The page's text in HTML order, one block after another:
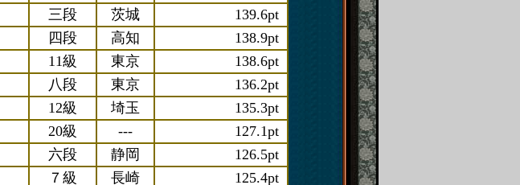
三段 茨城
139.6pt
四段 高知
138.9pt
11級 東京
138.6pt
八段 東京
136.2pt
12級 埼玉
135.3pt
20級 ---
127.1pt
六段 静岡
126.5pt
７級 長崎
125.4pt